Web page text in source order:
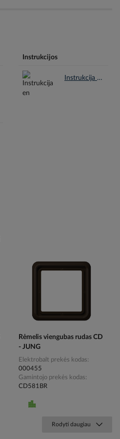
Instrukcijos
Instrukcija en.pdf
Rėmelis viengubas rudas CD
- JUNG
Elektrobalt prekės kodas
000455
Gamintojo prekės kodas
CD581BR
Rodyti daugiau